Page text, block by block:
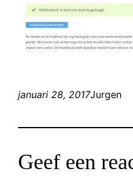
januari 28, 2017Jurgen
Geef een